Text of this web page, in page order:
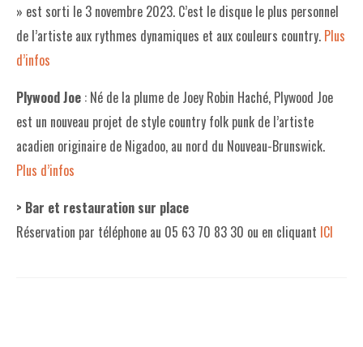
» est sorti le 3 novembre 2023. C’est le disque le plus personnel
de l’artiste aux rythmes dynamiques et aux couleurs country. Plus
d’infos
Plywood Joe : Né de la plume de Joey Robin Haché, Plywood Joe
est un nouveau projet de style country folk punk de l’artiste
acadien originaire de Nigadoo, au nord du Nouveau-Brunswick.
Plus d’infos
> Bar et restauration sur place
Réservation par téléphone au 05 63 70 83 30 ou en cliquant ICI